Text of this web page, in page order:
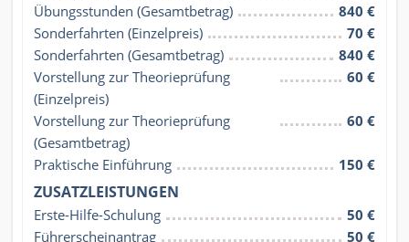
Übungsstunden (Gesamtbetrag)
840 €
Sonderfahrten (Einzelpreis)
70 €
Sonderfahrten (Gesamtbetrag)
840 €
Vorstellung zur Theorieprüfung
(Einzelpreis)
60 €
Vorstellung zur Theorieprüfung
(Gesamtbetrag)
60 €
Praktische Einführung 150 €
ZUSATZLEISTUNGEN
Erste-Hilfe-Schulung
50 €
Führerscheinantrag
50 €